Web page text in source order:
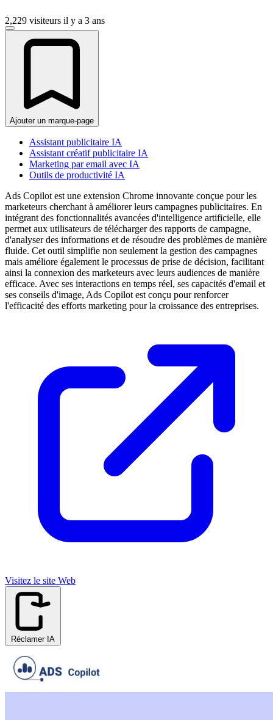
2,229 visiteurs il y a 3 ans
Ajouter un marque-page
Assistant publicitaire IA
Assistant créatif publicitaire IA
Marketing par email avec IA
Outils de productivité IA
Ads Copilot est une extension Chrome innovante conçue pour les
marketeurs cherchant à améliorer leurs campagnes publicitaires. En
intégrant des fonctionnalités avancées d'intelligence artificielle, elle
permet aux utilisateurs de télécharger des rapports de campagne,
d'analyser des informations et de résoudre des problèmes de manière
fluide. Cet outil simplifie non seulement la gestion des campagnes
mais améliore également le processus de prise de décision, facilitant
ainsi la connexion des marketeurs avec leurs audiences de manière
efficace. Avec ses interactions en temps réel, ses capacités d'email et
ses conseils d'image, Ads Copilot est conçu pour renforcer
l'efficacité des efforts marketing pour la croissance des entreprises.
Visitez le site Web
Réclamer IA